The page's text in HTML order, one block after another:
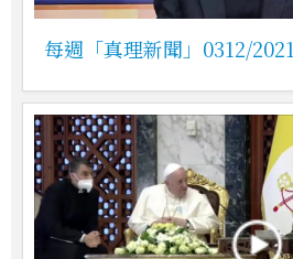
每週「真理新聞」0312/2021